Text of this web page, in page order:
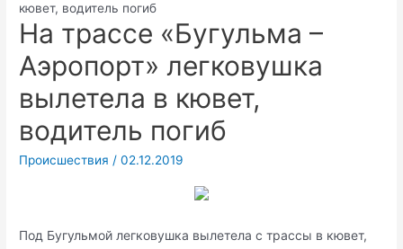
кювет, водитель погиб
На трассе «Бугульма –
Аэропорт» легковушка
вылетела в кювет,
водитель погиб
Происшествия /02.12.2019
Под Бугульмой легковушка вылетела с трассы в кювет,